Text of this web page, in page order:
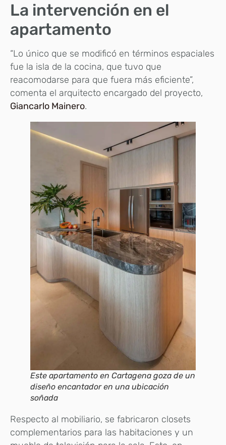
La intervención en el
apartamento
“Lo único que se modificó en términos espaciales
fue la isla de la cocina, que tuvo que
reacomodarse para que fuera más eficiente”,
comenta el arquitecto encargado del proyecto,
Giancarlo Mainero.
Este apartamento en Cartagena goza de un
diseño encantador en una ubicación
soñada
Respecto al mobiliario, se fabricaron closets
complementarios para las habitaciones y un